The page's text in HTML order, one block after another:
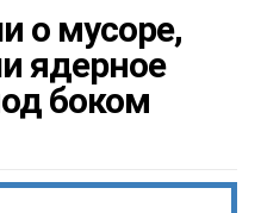
о мусоре,
ядерное
боком